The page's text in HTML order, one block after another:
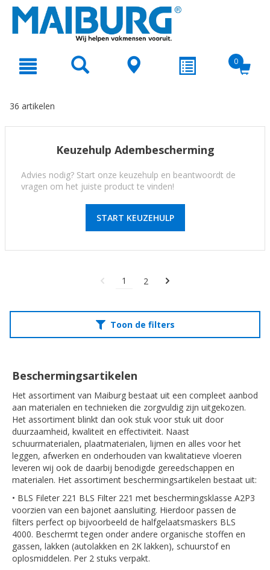
text.skipToNavigation
0
36 artikelen
Keuzehulp Adembescherming
Advies nodig? Start onze keuzehulp en beantwoordt de
vragen om het juiste product te vinden!
START KEUZEHULP
1 2
Toon de filters
Beschermingsartikelen
Het assortiment van Maiburg bestaat uit een compleet aanbod
aan materialen en technieken die zorgvuldig zijn uitgekozen.
Het assortiment blinkt dan ook stuk voor stuk uit door
duurzaamheid, kwaliteit en effectiviteit. Naast
schuurmaterialen, plaatmaterialen, lijmen en alles voor het
leggen, afwerken en onderhouden van kwalitatieve vloeren
leveren wij ook de daarbij benodigde gereedschappen en
materialen. Het assortiment beschermingsartikelen bestaat uit:
• BLS Fileter 221 BLS Filter 221 met beschermingsklasse A2P3
voorzien van een bajonet aansluiting. Hierdoor passen de
filters perfect op bijvoorbeeld de halfgelaatsmaskers BLS
4000. Beschermt tegen onder andere organische stoffen en
gassen, lakken (autolakken en 2K lakken), schuurstof en
oplosmiddelen. Per 2 stuks verpakt.